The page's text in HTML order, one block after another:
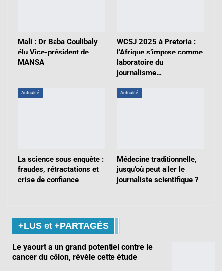
Mali : Dr Baba Coulibaly
élu Vice-président de
MANSA
WCSJ 2025 à Pretoria :
l’Afrique s’impose comme
laboratoire du
journalisme…
Actualité
La science sous enquête :
fraudes, rétractations et
crise de confiance
Actualité
Médecine traditionnelle,
jusqu’où peut aller le
journaliste scientifique ?
+LUS et +PARTAGÉS
Le yaourt a un grand potentiel contre le
cancer du côlon, révèle cette étude